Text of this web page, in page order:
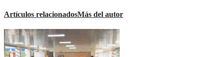
Artículos relacionadosMás del autor